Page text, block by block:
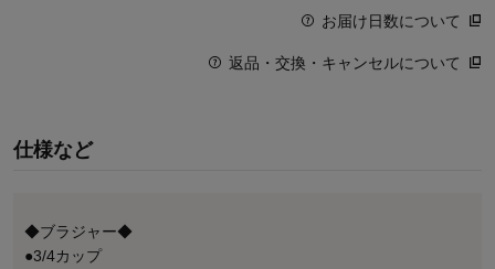
お届け日数について
返品・交換・キャンセルについて
仕様など
◆ブラジャー◆
●3/4カップ